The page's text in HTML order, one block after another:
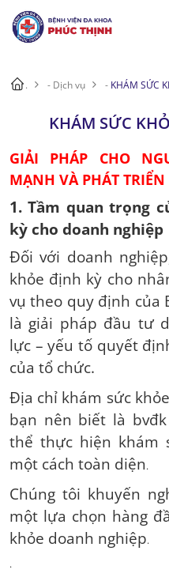
. - Dịch vụ - KHÁM SỨC
KHÁM SỨC
GIẢI PHÁP CHO
MẠNH VÀ PHÁT
1. Tầm quan trọng
kỳ cho doanh nghiệp
Đối với doanh
khỏe định kỳ cho
vụ theo quy định của
là giải pháp đầu tư
lực – yếu tố quyết
của tổ chức.
Địa chỉ khám sức
bạn nên biết là
thể thực hiện khám
một cách toàn diện.
Chúng tôi khuyến
một lựa chọn hàng
khỏe doanh nghiệp.
.